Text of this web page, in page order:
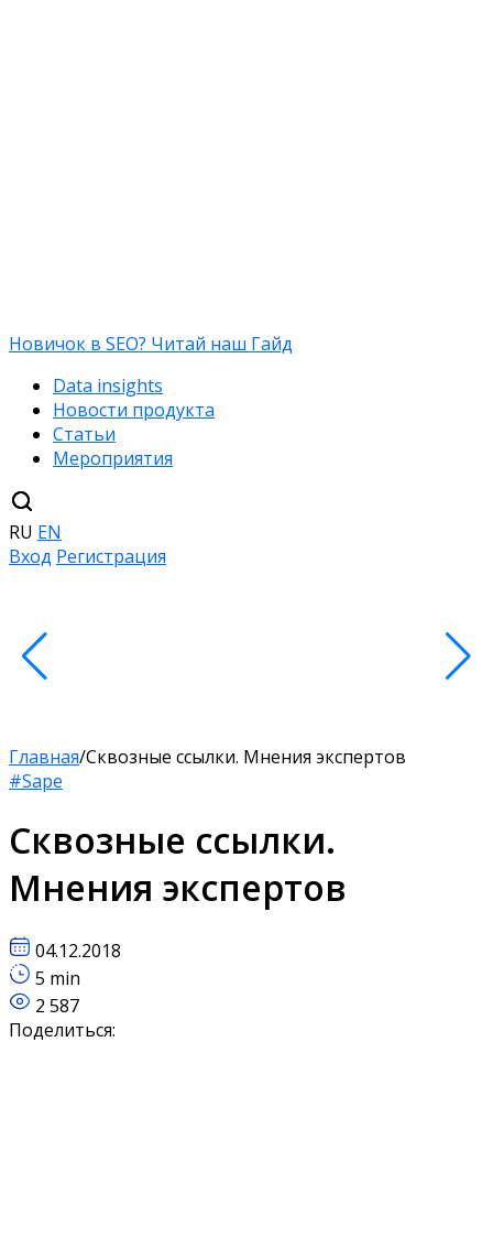
Новичок в SEO? Читай наш Гайд
Data insights
Новости продукта
Статьи
Мероприятия
RU EN
Вход Регистрация
Главная/Сквозные ссылки. Мнения экспертов
#Sape
Сквозные ссылки.
Мнения экспертов
04.12.2018
5 min
2 587
Поделиться: